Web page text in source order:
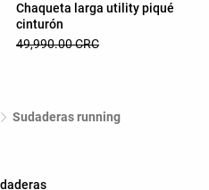
Chaqueta larga utility piqué
cinturón
49,990.00 CRC
Sudaderas running